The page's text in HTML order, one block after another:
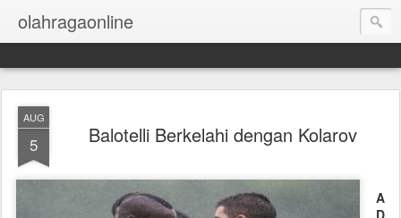
olahragaonline
AUG
5 Balotelli Berkelahi dengan Kolarov
A
D